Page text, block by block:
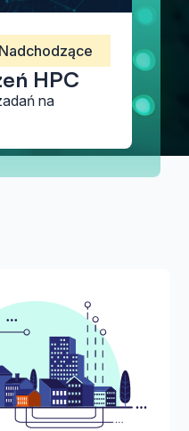
Nadchodzące
HPC
na